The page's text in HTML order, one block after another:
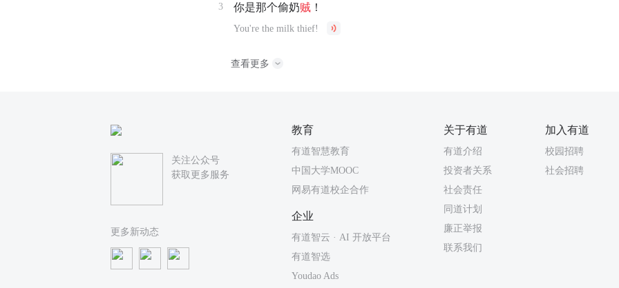
3 你是那个偷奶贼 ！
You're the milk thief!
查看更多
关注公众号
获取更多服务
更多新动态
教育
有道智慧教育
中国大学MOOC
网易有道校企合作
关于有道
有道介绍
投资者关系
社会责任
同道计划
廉正举报
联系我们
加入有道
校园招聘
社会招聘
企业
有道智云 · AI 开放平台
有道智选
Youdao Ads